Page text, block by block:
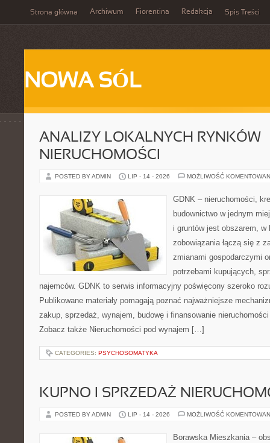
Strona główna Archiwum Fiorentina Redakcja Spis Treści
NOWA SÓL
ANALIZY LOKALNYCH RYNKÓW
NIERUCHOMOŚCI
POSTED BY ADMIN LIP - 14 - 2026 MOŻLIWOŚĆ
GDNK – nieruchomości,
budownictwo w jednym
i gruntów jest obszarem, w
zobowiązania łączą się z
zmianami gospodarczymi
potrzebami kupujących,
najemców. GDNK to serwis informacyjny poświęcony szeroko
Publikowane materiały pomagają poznać najważniejsze
zakup, sprzedaż, wynajem, budowę i finansowanie
Zobacz także Nieruchomości pod wynajem […]
CATEGORIES: PSYCHOSOMATYKA
KUPNO I SPRZEDAŻ
POSTED BY ADMIN LIP - 14 - 2026 MOŻLIWOŚĆ
Borawska Mieszkania –